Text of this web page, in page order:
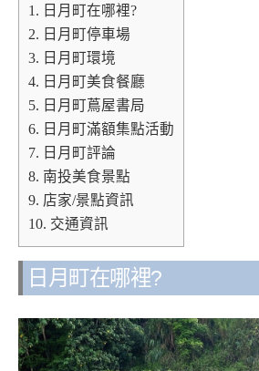
1. 日月町在哪裡?
2. 日月町停車場
3. 日月町環境
4. 日月町美食餐廳
5. 日月町蔦屋書局
6. 日月町滿額集點活動
7. 日月町評論
8. 南投美食景點
9. 店家/景點資訊
10. 交通資訊
日月町在哪裡?